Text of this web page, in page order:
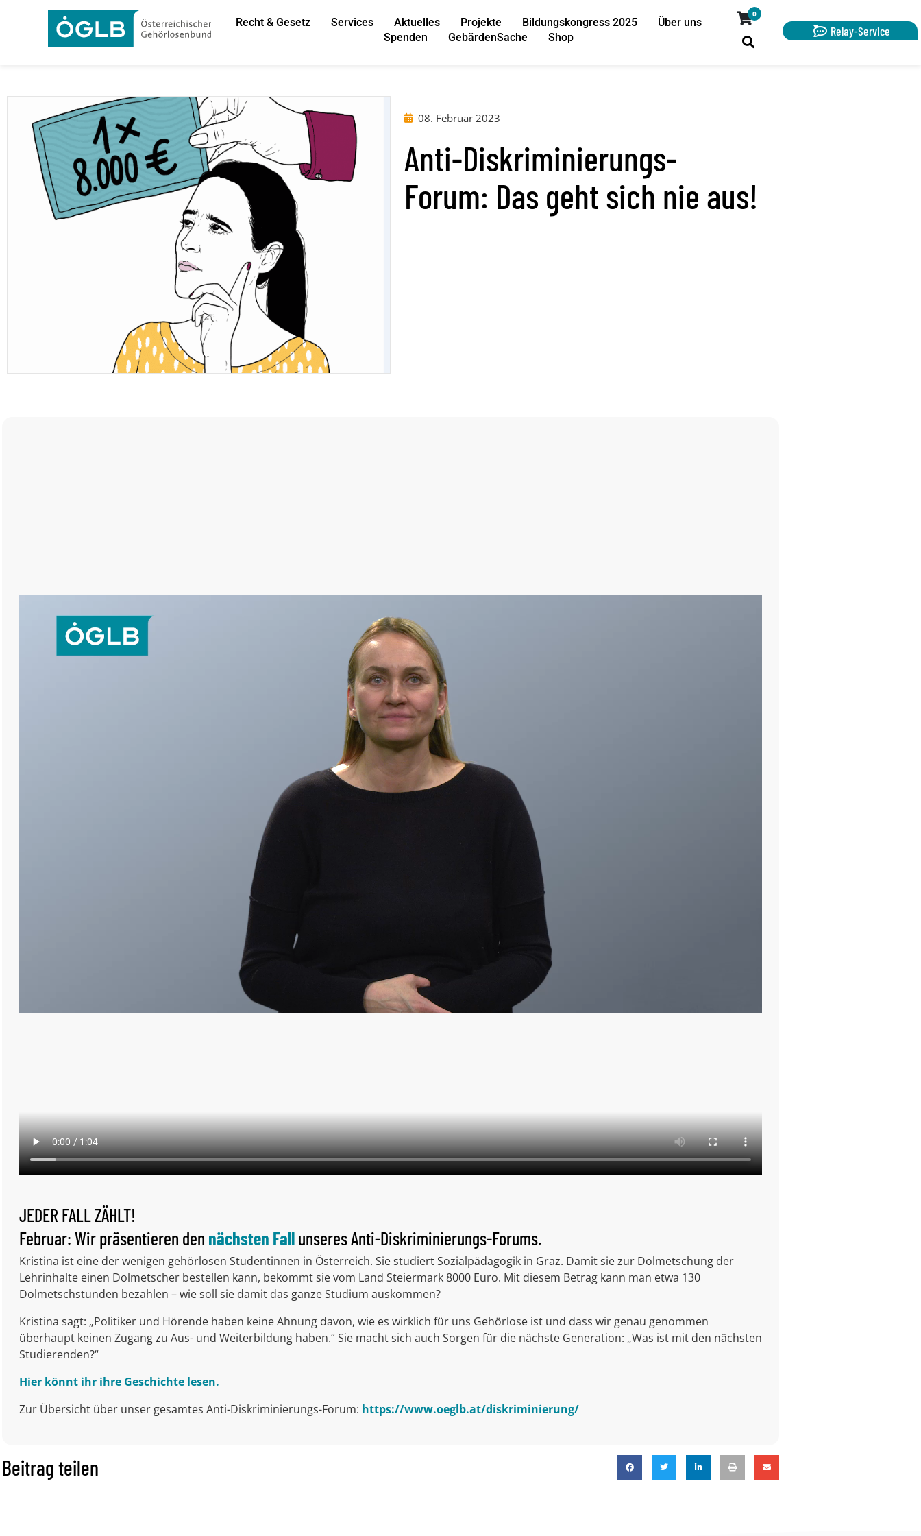
Recht & Gesetz Services Aktuelles Projekte Bildungskongress 2025
Über uns
Spenden
GebärdenSache Shop
0
Relay-Service
08. Februar 2023
Anti-Diskriminierungs-
Forum: Das geht sich nie aus!
JEDER FALL ZÄHLT!
Februar: Wir präsentieren den nächsten Fallunseres Anti-Diskriminierungs-Forums.
Kristina ist eine der wenigen gehörlosen Studentinnen in Österreich. Sie studiert Sozialpädagogik in Graz. Damit sie zur Dolmetschung der
Lehrinhalte einen Dolmetscher bestellen kann, bekommt sie vom Land Steiermark 8000 Euro. Mit diesem Betrag kann man etwa 130
Dolmetschstunden bezahlen – wie soll sie damit das ganze Studium auskommen?
Kristina sagt: „Politiker und Hörende haben keine Ahnung davon, wie es wirklich für uns Gehörlose ist und dass wir genau genommen
überhaupt keinen Zugang zu Aus- und Weiterbildung haben.“ Sie macht sich auch Sorgen für die nächste Generation: „Was ist mit den nächsten
Studierenden?“
Hier könnt ihr ihre Geschichte lesen.
Zur Übersicht über unser gesamtes Anti-Diskriminierungs-Forum: https://www.oeglb.at/diskriminierung/
Beitrag teilen